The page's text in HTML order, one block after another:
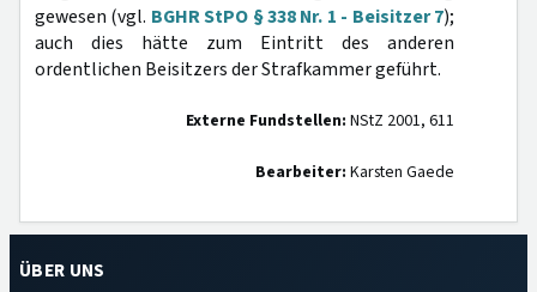
gewesen (vgl. BGHR StPO § 338 Nr. 1 - Beisitzer 7);
auch dies hätte zum Eintritt des anderen
ordentlichen Beisitzers der Strafkammer geführt.
Externe Fundstellen: NStZ 2001, 611
Bearbeiter: Karsten Gaede
ÜBER UNS